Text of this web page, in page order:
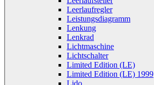
Leerlaufregler
Leistungsdiagramm
Lenkung
Lenkrad
Lichtmaschine
Lichtschalter
Limited Edition (LE)
Limited Edition (LE) 1999
Lido